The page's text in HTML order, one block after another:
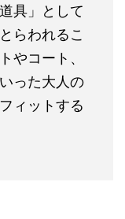
具」として
らわれるこ
やコート、
った大人の
ィットする